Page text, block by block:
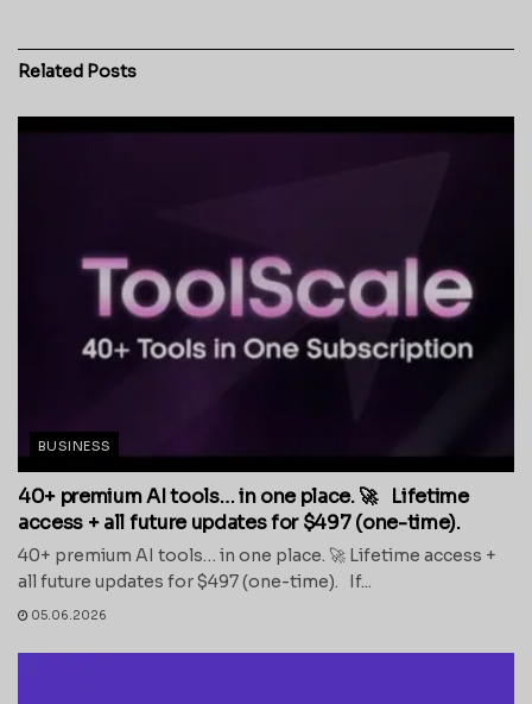
Related Posts
BUSINESS
40+ premium AI tools… in one place. 🚀 Lifetime
access + all future updates for $497 (one-time).
40+ premium AI tools… in one place. 🚀 Lifetime access +
all future updates for $497 (one-time). If...
05.06.2026